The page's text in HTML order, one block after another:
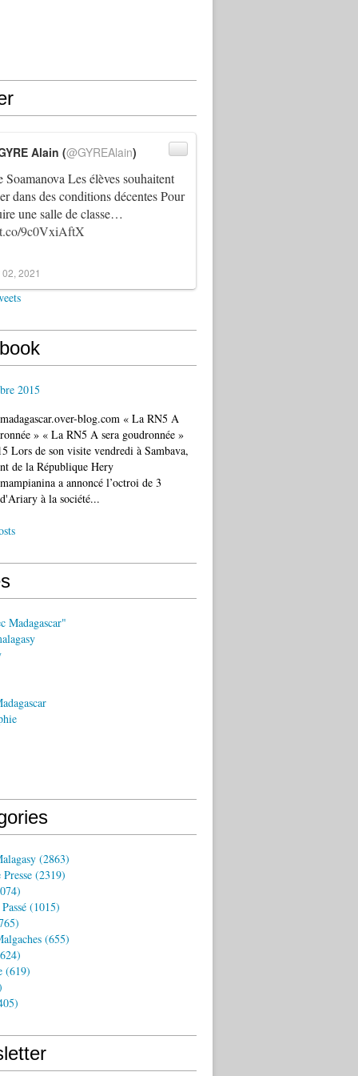
Soamanova Les élèves souhaitent
dans des conditions décentes Pour
une salle de classe…
9c0VxiAftX
Alain (@GYREAlain)
2021
2015
blog.com « La RN5 A
» « La RN5 A sera goudronnée »
Lors de son visite vendredi à Sambava,
de la République Hery
a annoncé l’octroi de 3
à la société...
Madagascar"
(2863)
(2319)
(1015)
(655)
(619)